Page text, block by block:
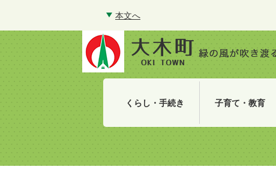
本文へ
くらし・手続き 子育て・教育